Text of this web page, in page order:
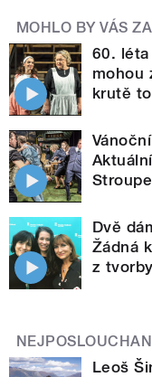
MOHLO BY VÁS
60.
mohou
krutě
Dvě
Žádná
z
Leoš